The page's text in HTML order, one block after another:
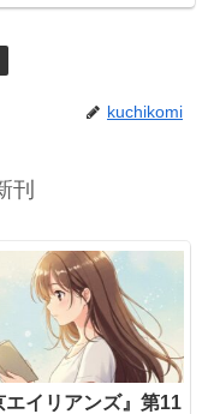
kuchikomi
刊
エイリアンズ』第11